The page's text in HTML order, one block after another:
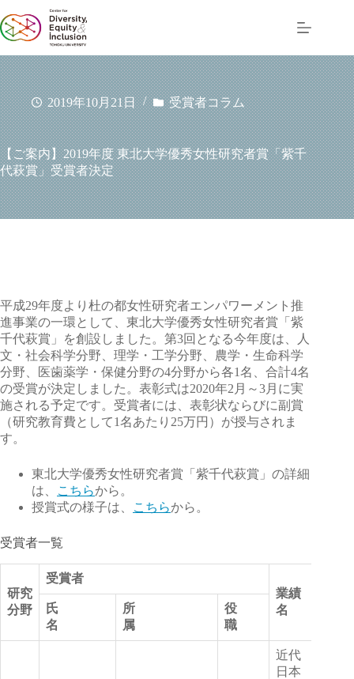
ン
テ
ン
ツ
へ
ス
キ
ッ
プ
2019年10月21日 受賞者コラム
【ご案内】2019年度 東北大学優秀女性研究者賞「紫千
代萩賞」受賞者決定
平成29年度より杜の都女性研究者エンパワーメント推
進事業の一環として、東北大学優秀女性研究者賞「紫
千代萩賞」を創設しました。第3回となる今年度は、人
文・社会科学分野、理学・工学分野、農学・生命科学
分野、医歯薬学・保健分野の4分野から各1名、合計4名
の受賞が決定しました。表彰式は2020年2月～3月に実
施される予定です。受賞者には、表彰状ならびに副賞
（研究教育費として1名あたり25万円）が授与されま
す。
東北大学優秀女性研究者賞「紫千代萩賞」の詳細
は、
こちらから。
授賞式の様子は、
こちらから。
受賞者一覧
研究
分野
受賞者
業績
名
氏
名
所
属
役
職
近代
日本